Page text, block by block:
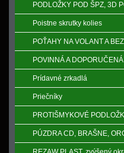
PODLOŽKY POD ŠPZ, 3D
Poistne skrutky kolies
POŤAHY NA VOLANT A
POVINNÁ A
Prídavné zrkadlá
Priečníky
PROTIŠMYKOVÉ
PÚZDRA CD, BRAŠNE,